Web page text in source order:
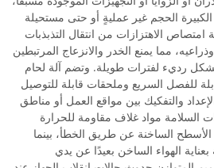
الحجم غير عمليةٍ أو حتى مستحيلة
امتصاص الاهتزازات من انتقال التذبذبات
مما يمنع الخدر والانزعاج المرتبطين
رديء لفترات طويلة. وتضم آلة لحام
للفصل السريع وملحقات قابلة للتوصيل
والتفكيك بين مواقع العمل أو مناطق
السلامة مواد غلاف مقاومة للحرارة
الساخنة عن طريق الخطأ، بينما
بعناية الهواء الساخن بعيدًا عن يدي